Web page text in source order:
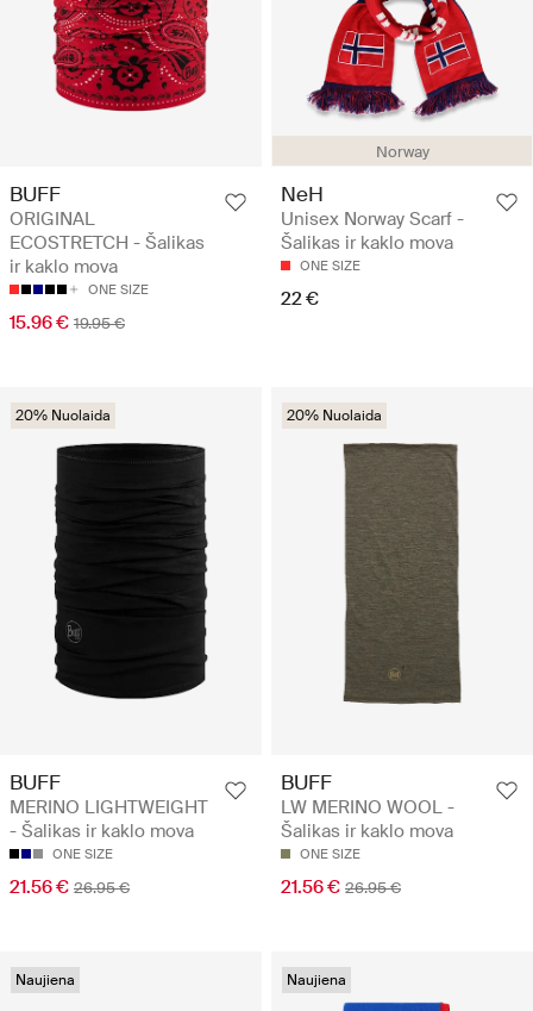
BUFF
ORIGINAL
ECOSTRETCH - Šalikas
ir kaklo mova
ONE SIZE
15.96 € 19.95 €
Norway
NeH
Unisex Norway Scarf -
Šalikas ir kaklo mova
ONE SIZE
22 €
20% Nuolaida
BUFF
MERINO LIGHTWEIGHT
- Šalikas ir kaklo mova
ONE SIZE
21.56 € 26.95 €
20% Nuolaida
BUFF
LW MERINO WOOL -
Šalikas ir kaklo mova
ONE SIZE
21.56 € 26.95 €
Naujiena Naujiena